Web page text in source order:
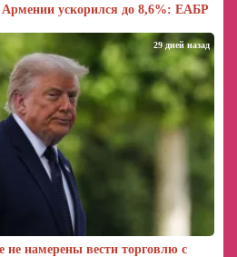
ускорился до 8,6%: ЕАБР
намерены вести торговлю с
29 дней назад